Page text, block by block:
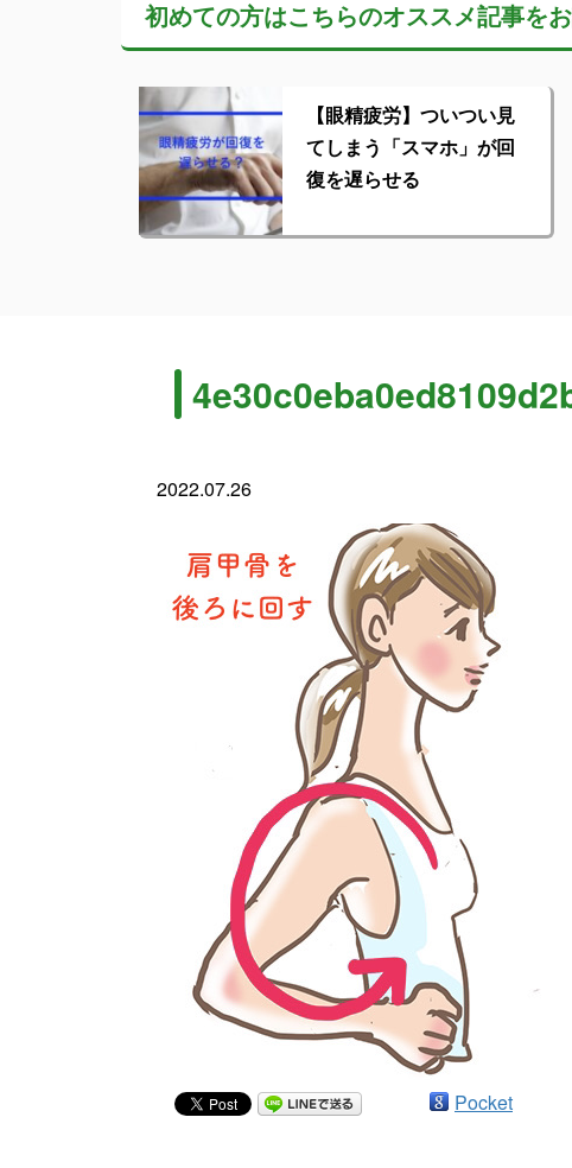
初めての方はこちらのオススメ記事を
【眼精疲労】ついつい見
てしまう「スマホ」が回
復を遅らせる
2022.07.26
Pocket